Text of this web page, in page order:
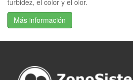
Más información